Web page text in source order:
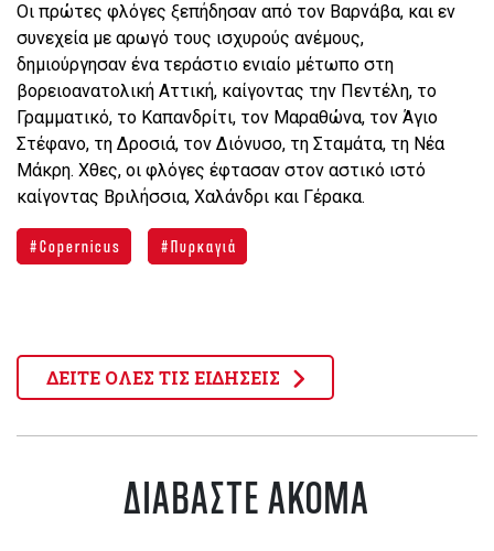
Οι πρώτες φλόγες ξεπήδησαν από τον Βαρνάβα, και εν
συνεχεία με αρωγό τους ισχυρούς ανέμους,
δημιούργησαν ένα τεράστιο ενιαίο μέτωπο στη
βορειοανατολική Αττική, καίγοντας την Πεντέλη, το
Γραμματικό, το Καπανδρίτι, τον Μαραθώνα, τον Άγιο
Στέφανο, τη Δροσιά, τον Διόνυσο, τη Σταμάτα, τη Νέα
Μάκρη. Χθες, οι φλόγες έφτασαν στον αστικό ιστό
καίγοντας Βριλήσσια, Χαλάνδρι και Γέρακα.
Copernicus Πυρκαγιά
ΔΕΙΤΕ ΟΛΕΣ ΤΙΣ ΕΙΔΗΣΕΙΣ
ΔΙΑΒΑΣΤΕ ΑΚΟΜΑ